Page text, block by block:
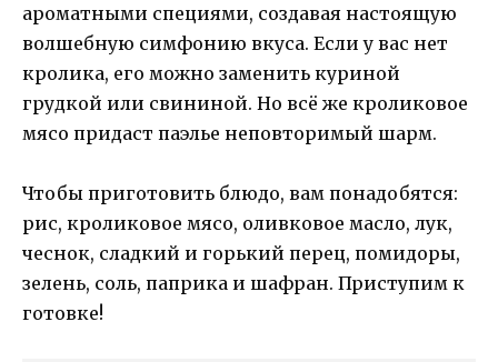
ароматными специями, создавая настоящую
волшебную симфонию вкуса. Если у вас нет
кролика, его можно заменить куриной
грудкой или свининой. Но всё же кроликовое
мясо придаст паэлье неповторимый шарм.
Чтобы приготовить блюдо, вам понадобятся:
рис, кроликовое мясо, оливковое масло, лук,
чеснок, сладкий и горький перец, помидоры,
зелень, соль, паприка и шафран. Приступим к
готовке!